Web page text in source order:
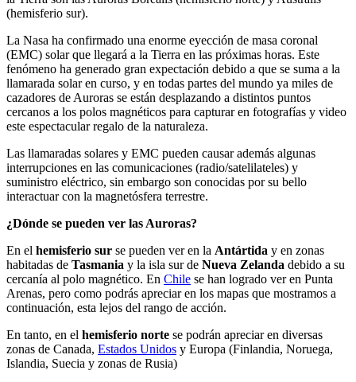
(hemisferio sur).
La Nasa ha confirmado una enorme eyección de masa coronal
(EMC) solar que llegará a la Tierra en las próximas horas. Este
fenómeno ha generado gran expectación debido a que se suma a la
llamarada solar en curso, y en todas partes del mundo ya miles de
cazadores de Auroras se están desplazando a distintos puntos
cercanos a los polos magnéticos para capturar en fotografías y video
este espectacular regalo de la naturaleza.
Las llamaradas solares y EMC pueden causar además algunas
interrupciones en las comunicaciones (radio/satelilateles) y
suministro eléctrico, sin embargo son conocidas por su bello
interactuar con la magnetósfera terrestre.
¿Dónde se pueden ver las Auroras?
En el hemisferio sur se pueden ver en la Antártida y en zonas
habitadas de Tasmania y la isla sur de Nueva Zelanda debido a su
cercanía al polo magnético. En Chile se han logrado ver en Punta
Arenas, pero como podrás apreciar en los mapas que mostramos a
continuación, esta lejos del rango de acción.
En tanto, en el hemisferio norte se podrán apreciar en diversas
zonas de Canada, Estados Unidos y Europa (Finlandia, Noruega,
Islandia, Suecia y zonas de Rusia)